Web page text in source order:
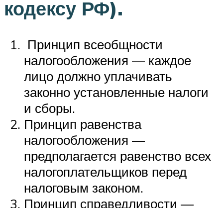
кодексу РФ).
Принцип всеобщности
налогообложения — каждое
лицо должно уплачивать
законно установленные налоги
и сборы.
Принцип равенства
налогообложения —
предполагается равенство всех
налогоплательщиков перед
налоговым законом.
Принцип справедливости —